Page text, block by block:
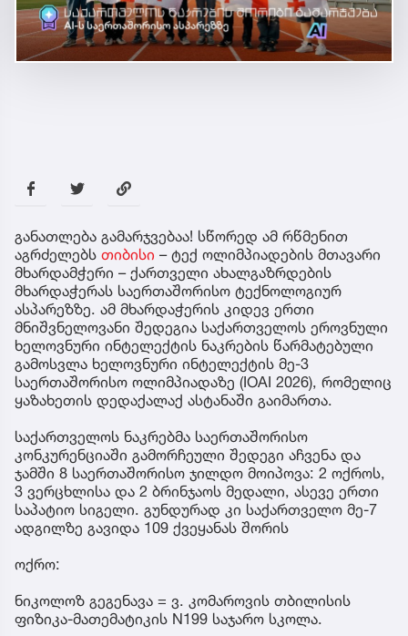
განათლება გამარჯვებაა! სწორედ ამ რწმენით
აგრძელებს თიბისი – ტექ ოლიმპიადების მთავარი
მხარდამჭერი – ქართველი ახალგაზრდების
მხარდაჭერას საერთაშორისო ტექნოლოგიურ
ასპარეზზე. ამ მხარდაჭერის კიდევ ერთი
მნიშვნელოვანი შედეგია საქართველოს ეროვნული
ხელოვნური ინტელექტის ნაკრების წარმატებული
გამოსვლა ხელოვნური ინტელექტის მე-3
საერთაშორისო ოლიმპიადაზე (IOAI 2026), რომელიც
ყაზახეთის დედაქალაქ ასტანაში გაიმართა.
საქართველოს ნაკრებმა საერთაშორისო
კონკურენციაში გამორჩეული შედეგი აჩვენა და
ჯამში 8 საერთაშორისო ჯილდო მოიპოვა: 2 ოქროს,
3 ვერცხლისა და 2 ბრინჯაოს მედალი, ასევე ერთი
საპატიო სიგელი. გუნდურად კი საქართველო მე-7
ადგილზე გავიდა 109 ქვეყანას შორის
ოქრო:
ნიკოლოზ გეგენავა = ვ. კომაროვის თბილისის
ფიზიკა-მათემატიკის N199 საჯარო სკოლა.